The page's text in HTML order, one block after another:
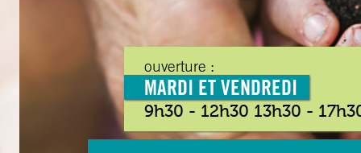
ouverture :
MARDI ET VENDREDI
9h30 - 12h30 13h30 -